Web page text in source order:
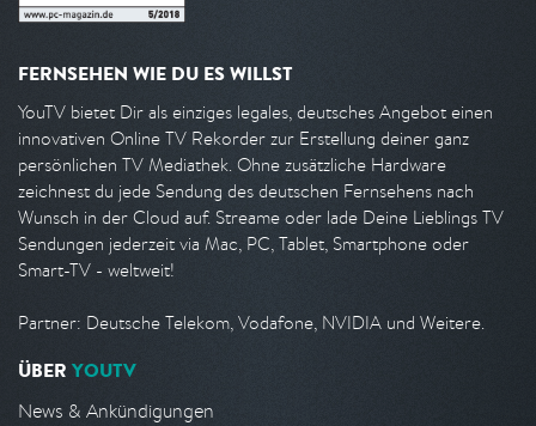
FERNSEHEN WIE DU ES WILLST
YouTV bietet Dir als einziges legales, deutsches Angebot einen
innovativen Online TV Rekorder zur Erstellung deiner ganz
persönlichen TV Mediathek. Ohne zusätzliche Hardware
zeichnest du jede Sendung des deutschen Fernsehens nach
Wunsch in der Cloud auf. Streame oder lade Deine Lieblings TV
Sendungen jederzeit via Mac, PC, Tablet, Smartphone oder
Smart-TV - weltweit!
Partner: Deutsche Telekom, Vodafone, NVIDIA und Weitere.
ÜBER YOUTV
News & Ankündigungen